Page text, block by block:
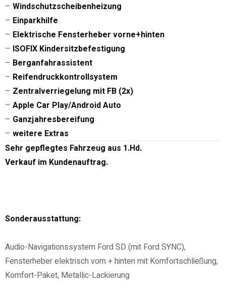
– Windschutzscheibenheizung
– Einparkhilfe
– Elektrische Fensterheber vorne+hinten
– ISOFIX Kindersitzbefestigung
– Berganfahrassistent
– Reifendruckkontrollsystem
– Zentralverriegelung mit FB (2x)
– Apple Car Play/Android Auto
– Ganzjahresbereifung
– weitere Extras
Sehr gepflegtes Fahrzeug aus 1.Hd.
Verkauf im Kundenauftrag.
Sonderausstattung:
Audio-Navigationssystem Ford SD (mit Ford SYNC),
Fensterheber elektrisch vorn + hinten mit Komfortschließung,
Komfort-Paket, Metallic-Lackierung